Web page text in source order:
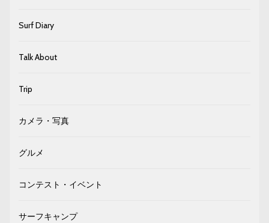
Surf Diary
Talk About
Trip
カメラ・写真
グルメ
コンテスト・イベント
サーフキャンプ